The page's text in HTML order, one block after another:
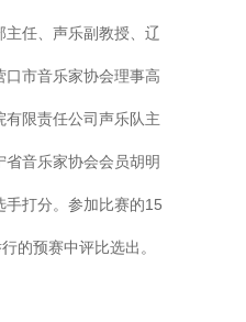
任、声乐副教授、辽
市音乐家协会理事高
限责任公司声乐队主
音乐家协会会员胡明
打分。参加比赛的15
的预赛中评比选出。